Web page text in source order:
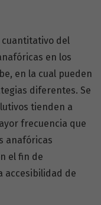
cuantitativo del
en los
en la cual pueden
diferentes. Se
tienden a
frecuencia que
anafóricas
el fin de
accesibilidad de